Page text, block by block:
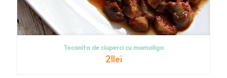
Tocanita de ciuperci cu mamaliga
21lei